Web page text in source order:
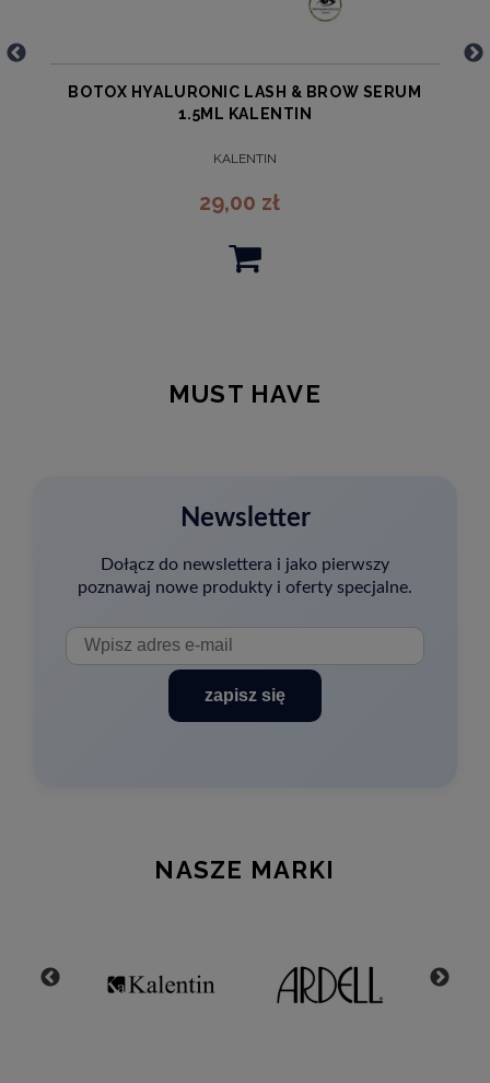
BOTOX HYALURONIC LASH & BROW SERUM
1.5ML KALENTIN
KALENTIN
29,00 zł
MUST HAVE
Newsletter
Dołącz do newslettera i jako pierwszy
poznawaj nowe produkty i oferty specjalne.
zapisz się
NASZE MARKI